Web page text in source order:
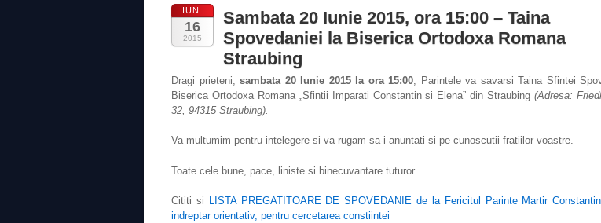
IUN.
16
2015
Sambata 20 Iunie 2015, ora 15:00 – Taina
Spovedaniei la Biserica Ortodoxa Romana
Straubing
Dragi prieteni,sambata 20 Iunie 2015 la ora 15:00 , Parintele va savarsi Taina Sfintei
Biserica Ortodoxa Romana „Sfintii Imparati Constantin si Elena” din Straubing(Adresa:
32, 94315 Straubing).
Va multumim pentru intelegere si va rugam sa-i anuntati si pe cunoscutii fratiilor voastre.
Toate cele bune, pace, liniste si binecuvantare tuturor.
Cititi si LISTA PREGATITOARE DE SPOVEDANIE de la Fericitul Parinte Martir
indreptar orientativ, pentru cercetarea constiintei